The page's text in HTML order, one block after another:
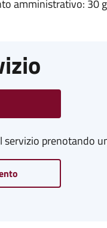
amministrativo: 30
prenotando